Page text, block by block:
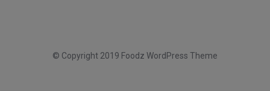
© Copyright 2019 Foodz WordPress Theme